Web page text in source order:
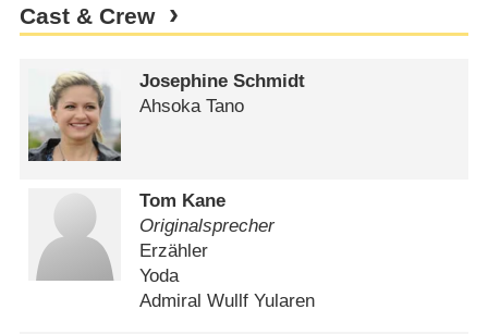
Cast & Crew
Josephine Schmidt
Ahsoka Tano
Tom Kane
Originalsprecher
Erzähler
Yoda
Admiral Wullf Yularen